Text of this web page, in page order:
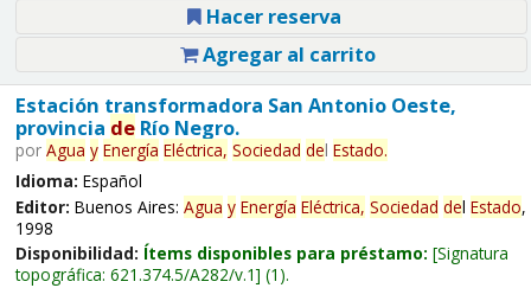
Hacer reserva
Agregar al carrito
Estación transformadora San Antonio Oeste,
provincia deRío Negro.
por Agua y Energía Eléctrica, Sociedad del Estado.
Idioma: Español
Editor: Buenos Aires: Agua y Energía Eléctrica, Sociedad del Estado,
1998
Disponibilidad: Ítems disponibles para préstamo: Signatura
topográfica: 621.374.5/A282/v.1 (1).